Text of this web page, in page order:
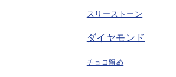
スリーストーン
ダイヤモンド
チョコ留め